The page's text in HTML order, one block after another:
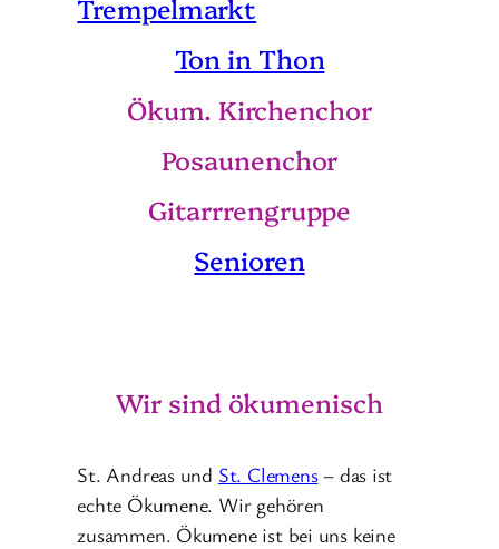
Trempelmarkt
Ton in Thon
Ökum. Kirchenchor
Posaunenchor
Gitarrrengruppe
Senioren
Wir sind ökumenisch
St. Andreas und St. Clemens– das ist
echte Ökumene. Wir gehören
zusammen. Ökumene ist bei uns keine